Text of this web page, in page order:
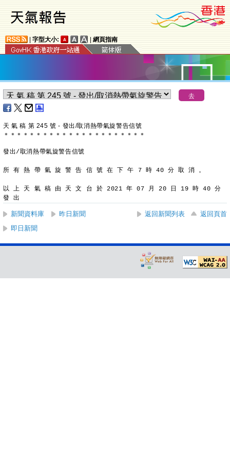
字型大小: 網頁指南
天 氣 稿 第 245 號 - 發出/取消熱帶氣旋警告信號
＊ ＊ ＊ ＊ ＊ ＊ ＊ ＊ ＊ ＊ ＊ ＊ ＊ ＊ ＊ ＊ ＊ ＊ ＊ ＊ ＊ ＊
發出/取消熱帶氣旋警告信號
所 有 熱 帶 氣 旋 警 告 信 號 在 下 午 7 時 40 分 取 消 。
以 上 天 氣 稿 由 天 文 台 於 2021 年 07 月 20 日 19 時 40 分
發 出
新聞資料庫 昨日新聞 返回新聞列表
返回頁首
即日新聞